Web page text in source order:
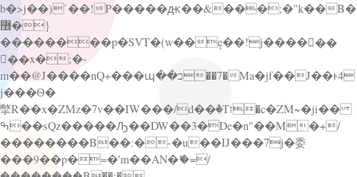
b�>j��)΄��!P�����ԫ��&���;�"k��B�
޶�}
��������p�SVT�(w��ę��!j������
��x�;�-
m��@J����nQ+���պ��כ��7�Ma�jf��J��ͱ4
j���Ѳ�
撆R��x�ZMz�7v��IW���/d��ٞ�Тז�c�ZM~�ji��
ߒ��sQz�����Ԡ��DW��3�De�n"��M�+/
��������B��:�-�u��IJ���7j�委
���9��p�=�'m��AN�ޭ�=/